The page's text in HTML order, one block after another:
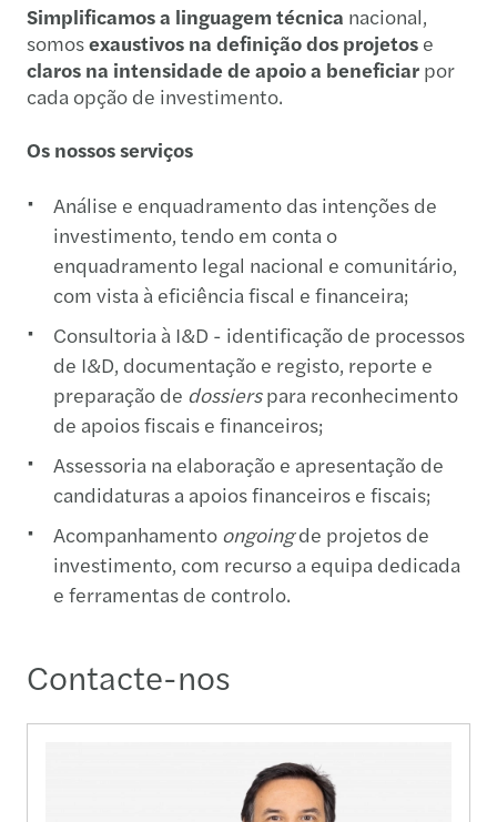
Simplificamos a linguagem técnica nacional,
somosexaustivos na definição dos projetos e
claros na intensidade de apoio a beneficiar por
cada opção de investimento.
Os nossos serviços
Análise e enquadramento das intenções de
investimento, tendo em conta o
enquadramento legal nacional e comunitário,
com vista à eficiência fiscal e financeira;
Consultoria à I&D - identificação de processos
de I&D, documentação e registo, reporte e
preparação de dossierspara reconhecimento
de apoios fiscais e financeiros;
Assessoria na elaboração e apresentação de
candidaturas a apoios financeiros e fiscais;
Acompanhamento ongoingde projetos de
investimento, com recurso a equipa dedicada
e ferramentas de controlo.
Contacte-nos